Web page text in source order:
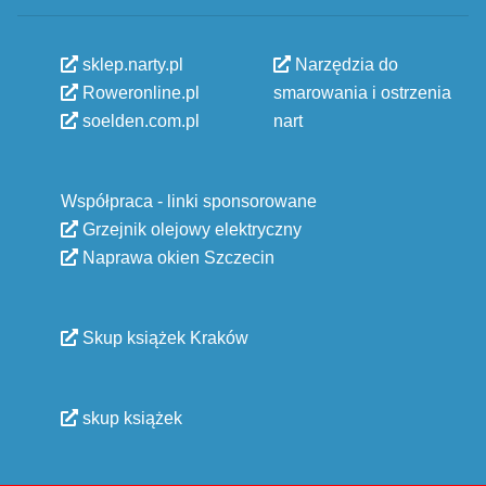
sklep.narty.pl
Roweronline.pl
soelden.com.pl
Narzędzia do
smarowania i ostrzenia
nart
Współpraca - linki sponsorowane
Grzejnik olejowy elektryczny
Naprawa okien Szczecin
Skup książek Kraków
skup książek